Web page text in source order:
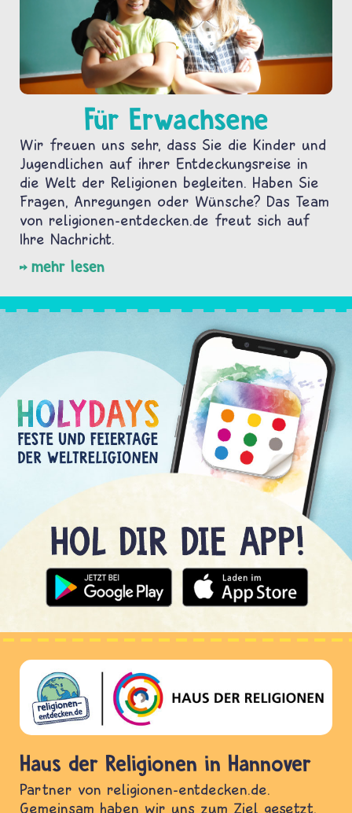
Für Erwachsene
Wir freuen uns sehr, dass Sie die Kinder und
Jugendlichen auf ihrer Entdeckungsreise in
die Welt der Religionen begleiten. Haben Sie
Fragen, Anregungen oder Wünsche? Das Team
von religionen-entdecken.de freut sich auf
Ihre Nachricht.
mehr lesen
Haus der Religionen in Hannover
Partner von religionen-entdecken.de.
Gemeinsam haben wir uns zum Ziel gesetzt,